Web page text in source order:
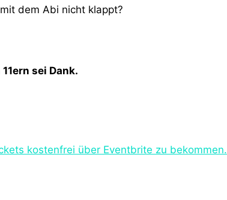
dem Abi nicht klappt?
sei Dank.
kostenfrei über Eventbrite zu bekommen.